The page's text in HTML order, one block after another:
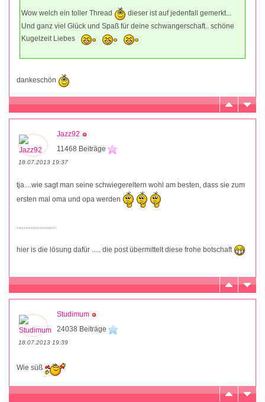
Wow welch ein toller Thread
dieser ist auf jedenfall gemerkt...
Und ganz viel Glück und Spaß für deine schwangerschaft.. schöne
Kugelzeit Liebes
dankeschön
Jazz92
11468 Beiträge
18.07.2013 19:37
tja....wie sagt man seine schwiegereltern wohl am besten, dass sie zum
ersten mal oma und opa werden
......................
hier is die lösung dafür ..... die post übermittelt diese frohe botschaft
Studimum
24038 Beiträge
18.07.2013 19:39
Wie süß